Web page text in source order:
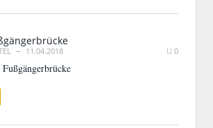
11.04.2018 0